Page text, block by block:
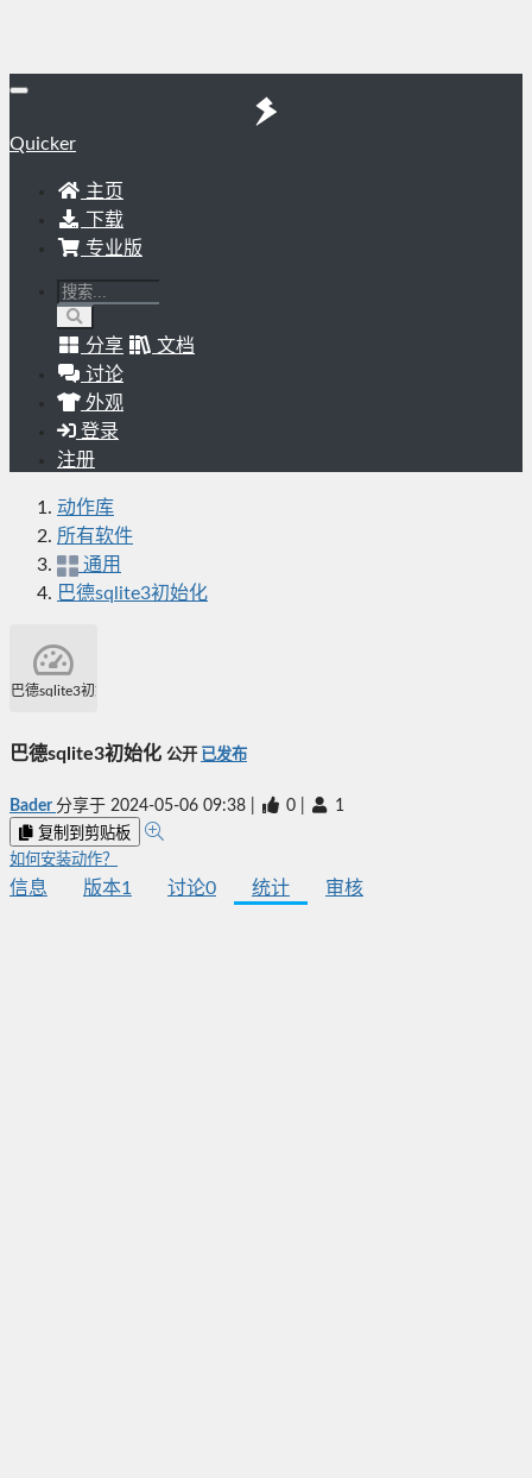
Quicker
主页
下载
专业版
分享
文档
讨论
外观
登录
注册
动作库
所有软件
通用
巴德sqlite3初始化
巴德sqlite3初始化
巴德sqlite3初始化 公开 已发布
Bader分享于 2024-05-06 09:38 0 1
复制到剪贴板
如何安装动作？
信息 版本1 讨论0 统计 审核